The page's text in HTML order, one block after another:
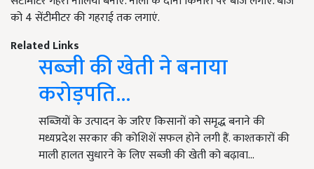
को 4 सेंटीमीटर की गहराई तक लगाएं.
Related Links
सब्जी की खेती ने बनाया
करोड़पति...
सब्जियों के उत्पादन के जरिए किसानों को समृद्ध बनाने की
मध्यप्रदेश सरकार की कोशिशें सफल होने लगी हैं. काश्तकारों की
माली हालत सुधारने के लिए सब्जी की खेती को बढ़ावा…